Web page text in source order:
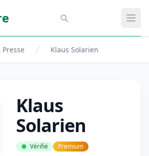
Klaus Solarien
Klaus
Solarien
Vérifié Premium